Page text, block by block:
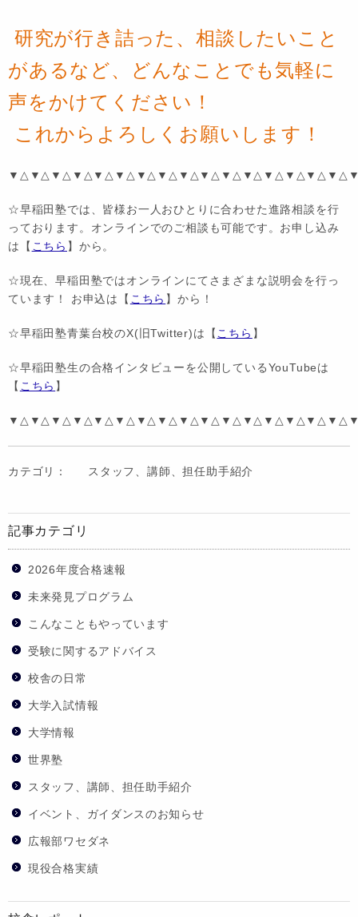
研究が行き詰った、相談したいこと
があるなど、どんなことでも気軽に
声をかけてください！
これからよろしくお願いします！
☆早稲田塾では、皆様お一人おひとりに合わせた進路相談を行
っております。オンラインでのご相談も可能です。お申し込み
は【 こちら 】から。
☆現在、早稲田塾ではオンラインにてさまざまな説明会を行っ
ています！ お申込は【 こちら 】から！
☆早稲田塾青葉台校のX(旧Twitter)は【 こちら 】
☆早稲田塾生の合格インタビューを公開しているYouTubeは
【 こちら 】
カテゴリ： スタッフ、講師、担任助手紹介
記事カテゴリ
2026年度合格速報
未来発見プログラム
こんなこともやっています
受験に関するアドバイス
校舎の日常
大学入試情報
大学情報
世界塾
スタッフ、講師、担任助手紹介
イベント、ガイダンスのお知らせ
広報部ワセダネ
現役合格実績